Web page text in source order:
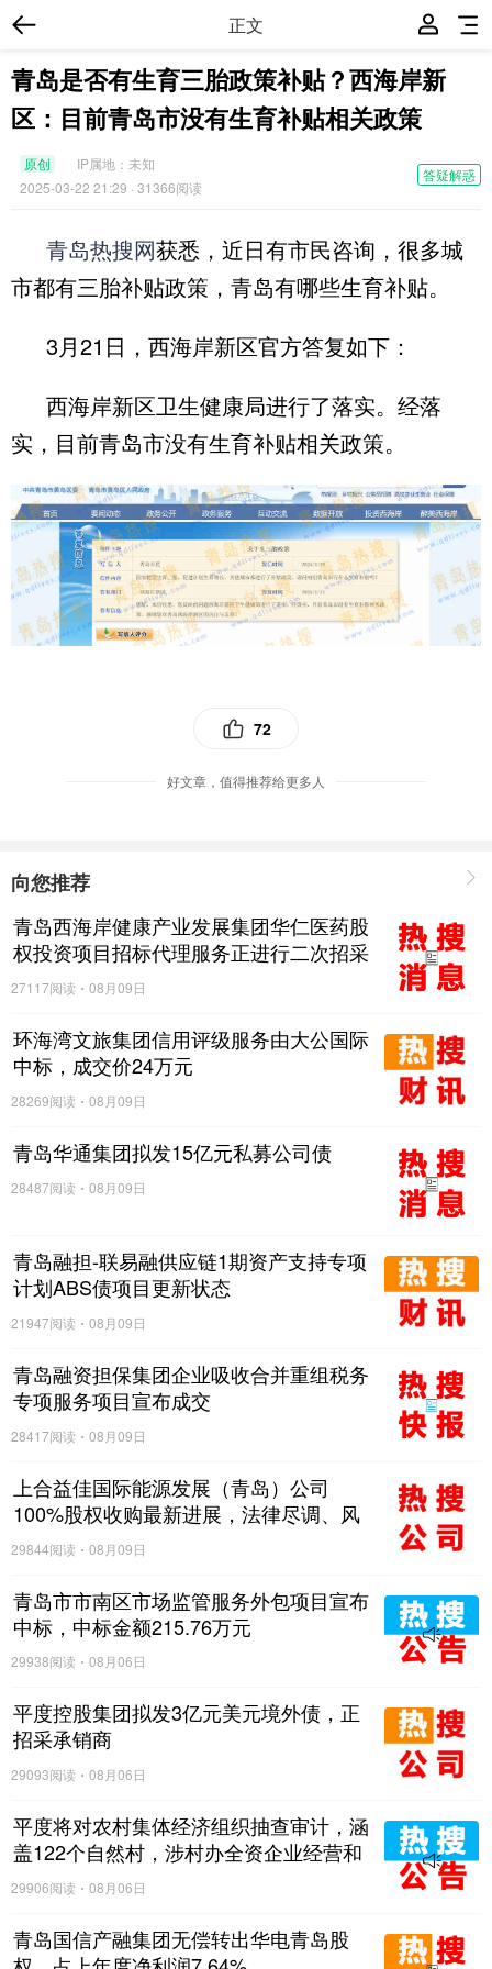
正文
青岛是否有生育三胎政策补贴？西海岸新
区：目前青岛市没有生育补贴相关政策
答疑解惑
原创 IP属地： 未知
2025-03-22 21:29 · 31366阅读
青岛热搜网获悉，近日有市民咨询，很多城
市都有三胎补贴政策，青岛有哪些生育补贴。
3月21日，西海岸新区官方答复如下：
西海岸新区卫生健康局进行了落实。经落
实，目前青岛市没有生育补贴相关政策。
72
好文章，值得推荐给更多人
向您推荐
青岛西海岸健康产业发展集团华仁医药股
权投资项目招标代理服务正进行二次招采
27117阅读 08月09日
环海湾文旅集团信用评级服务由大公国际
中标，成交价24万元
28269阅读 08月09日
青岛华通集团拟发15亿元私募公司债
28487阅读 08月09日
青岛融担-联易融供应链1期资产支持专项
计划ABS债项目更新状态
21947阅读 08月09日
青岛融资担保集团企业吸收合并重组税务
专项服务项目宣布成交
28417阅读 08月09日
上合益佳国际能源发展（青岛）公司
100%股权收购最新进展，法律尽调、风
险评估业务服务成交候选人公示
29844阅读 08月09日
青岛市市南区市场监管服务外包项目宣布
中标，中标金额215.76万元
29938阅读 08月06日
平度控股集团拟发3亿元美元境外债，正
招采承销商
29093阅读 08月06日
平度将对农村集体经济组织抽查审计，涵
盖122个自然村，涉村办全资企业经营和
与村集体资金往来等情况
29906阅读 08月06日
青岛国信产融集团无偿转出华电青岛股